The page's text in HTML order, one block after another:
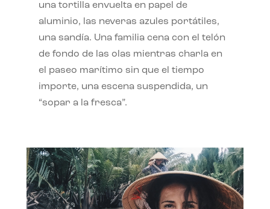
una tortilla envuelta en papel de
aluminio, las neveras azules portátiles,
una sandía. Una familia cena con el telón
de fondo de las olas mientras charla en
el paseo marítimo sin que el tiempo
importe, una escena suspendida, un
“sopar a la fresca”.